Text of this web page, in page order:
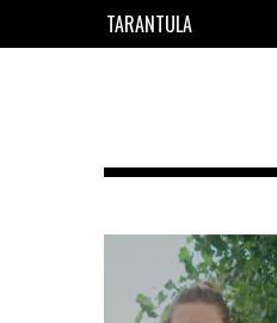
TARANTULA